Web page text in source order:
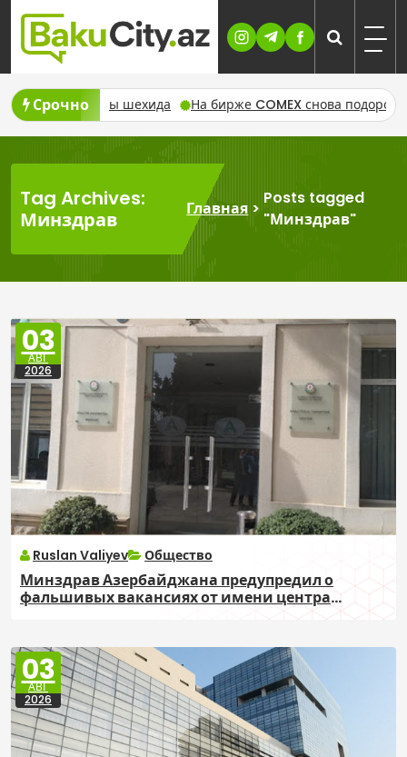
Skip
content
СрочноНа бирже COMEX снова подорожали золото и серебро
Tag Archives:
Минздрав
Главная >
Posts tagged
"Минздрав"
03
АВГ
2026
Ruslan Valiyev Общество
Минздрав Азербайджана предупредил о
фальшивых вакансиях от имени центра
03
АВГ
2026